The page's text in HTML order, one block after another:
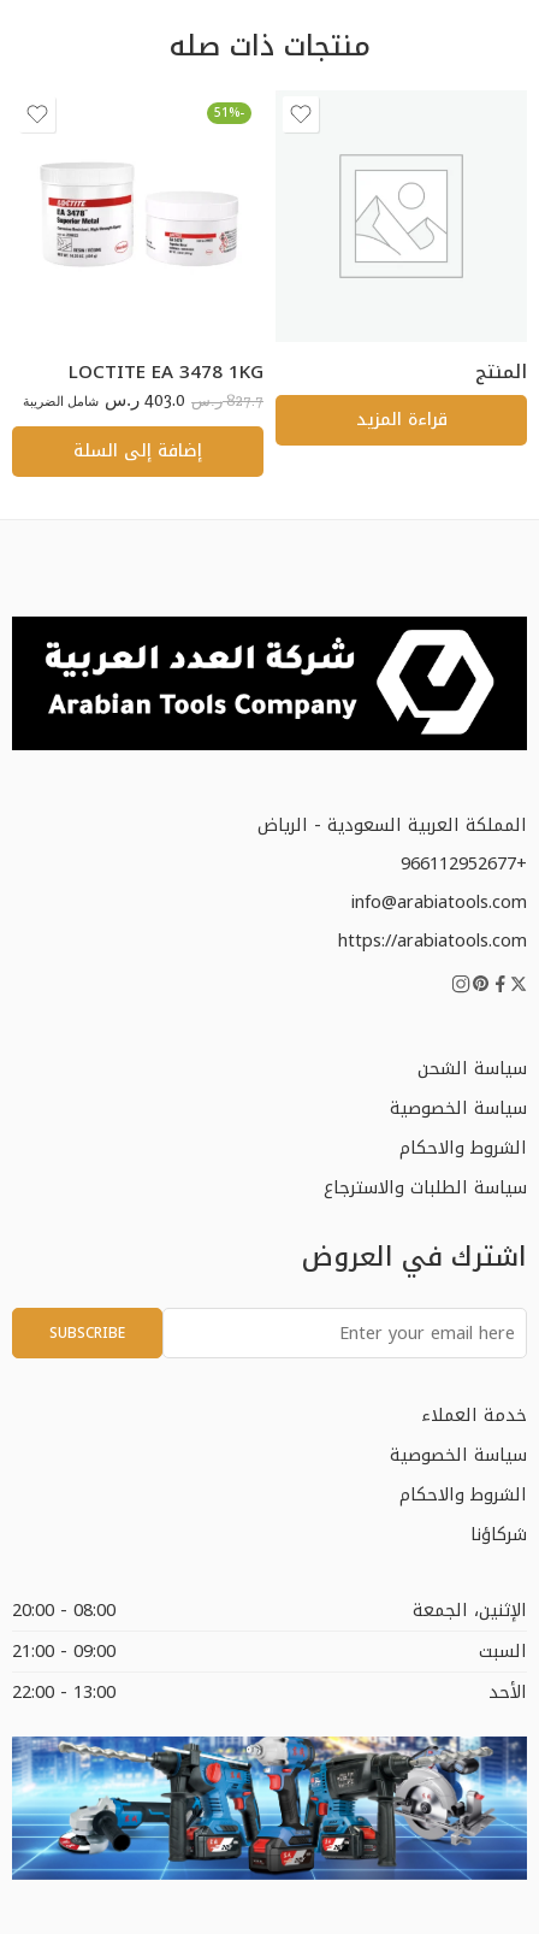
منتجات ذات صله
المنتج
قراءة المزيد
-51%
LOCTITE EA 3478 1KG
827.7 ر.س 403.0 ر.س شامل الضريبة
إضافة إلى السلة
المملكة العربية السعودية - الرياض
+966112952677
info@arabiatools.com
https://arabiatools.com
سياسة الشحن
سياسة الخصوصية
الشروط والاحكام
سياسة الطلبات والاسترجاع
اشترك في العروض
خدمة العملاء
سياسة الخصوصية
الشروط والاحكام
شركاؤنا
الإثنين، الجمعة
08:00 - 20:00
السبت
09:00 - 21:00
الأحد
13:00 - 22:00